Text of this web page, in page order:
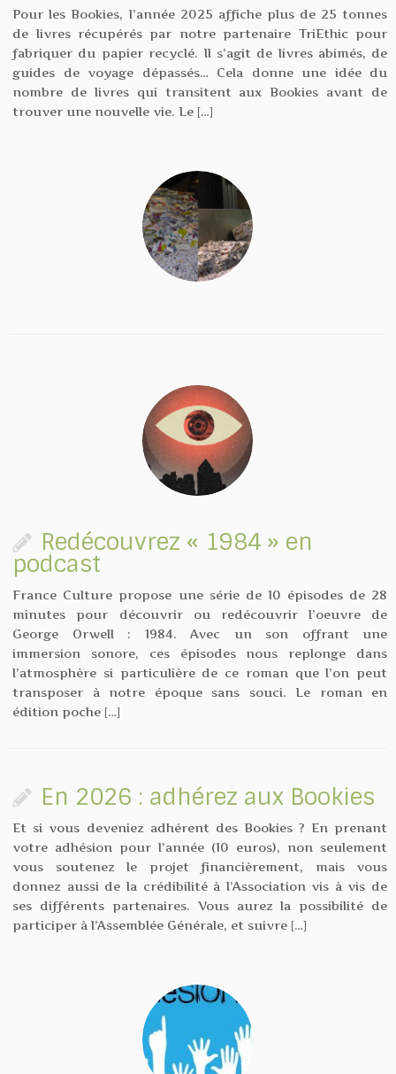
Pour les Bookies, l’année 2025 affiche plus de 25 tonnes
de livres récupérés par notre partenaire TriEthic pour
fabriquer du papier recyclé. Il s’agit de livres abimés, de
guides de voyage dépassés… Cela donne une idée du
nombre de livres qui transitent aux Bookies avant de
trouver une nouvelle vie. Le […]
Redécouvrez « 1984 » en
podcast
France Culture propose une série de 10 épisodes de 28
minutes pour découvrir ou redécouvrir l’oeuvre de
George Orwell : 1984. Avec un son offrant une
immersion sonore, ces épisodes nous replonge dans
l’atmosphère si particulière de ce roman que l’on peut
transposer à notre époque sans souci. Le roman en
édition poche […]
En 2026 : adhérez aux Bookies
Et si vous deveniez adhérent des Bookies ? En prenant
votre adhésion pour l’année (10 euros), non seulement
vous soutenez le projet financièrement, mais vous
donnez aussi de la crédibilité à l’Association vis à vis de
ses différents partenaires. Vous aurez la possibilité de
participer à l’Assemblée Générale, et suivre […]